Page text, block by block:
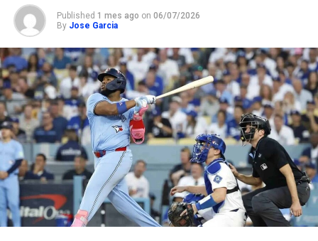
Published 1 mes ago on 06/07/2026
By Jose Garcia